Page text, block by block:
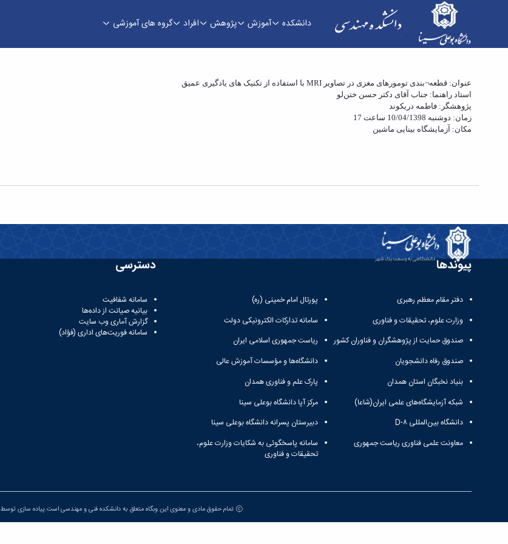
دانشکده آموزش پژوهش افراد گروه های آموزشی
فنی و مهندسی
عنوان: قطعه¬بندی تومورهای مغزی در تصاویر MRI با استفاده از تکنیک های یادگیری عمیق
استاد راهنما: جناب آقای دکتر حسن ختن‌لو
پژوهشگر: فاطمه دریکوند
زمان: دوشنبه 10/04/1398 ساعت 17
مکان: آزمایشگاه بینایی ماشین
پیوندها
دفتر مقام معظم رهبری
وزارت علوم، تحقیقات و فناوری
صندوق حمایت از پژوهشگران و فناوران کشور
صندوق رفاه دانشجویان
بنیاد نخبگان استان همدان
شبکه آزمایشگاه‌های علمی ایران(شاعا)
دانشگاه بین‌المللی D-۸
معاونت علمی فناوری ریاست جمهوری
پورتال امام خمینی (ره)
سامانه تدارکات الکترونیکی دولت
ریاست جمهوری اسلامی ایران
دانشگاه‌ها و مؤسسات آموزش عالی
پارک علم و فناوری همدان
مرکز آپا دانشگاه بوعلی سینا
دبیرستان پسرانه دانشگاه بوعلی سینا
سامانه پاسخگوئی به شکایات وزارت علوم،
تحقیقات و فناوری
دسترسی
سامانه شفافیت
بیانیه صیانت از داده‌ها
گزارش آماری وب‌ سایت
سامانه فوریت‌های اداری (فؤاد)
تمام حقوق مادی و معنوی این وبگاه متعلق به دانشکده فنی و مهندسی است.پیاده سازی توسط